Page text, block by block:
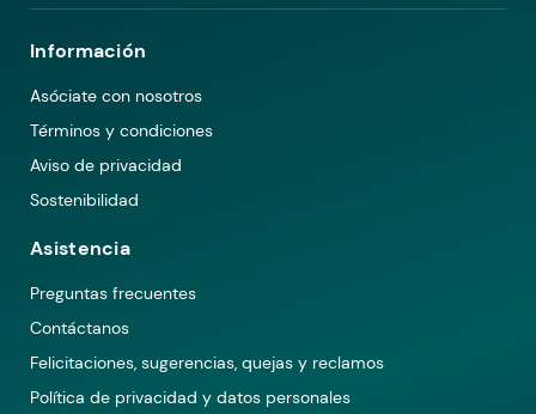
Información
Asóciate con nosotros
Términos y condiciones
Aviso de privacidad
Sostenibilidad
Asistencia
Preguntas frecuentes
Contáctanos
Felicitaciones, sugerencias, quejas y reclamos
Política de privacidad y datos personales